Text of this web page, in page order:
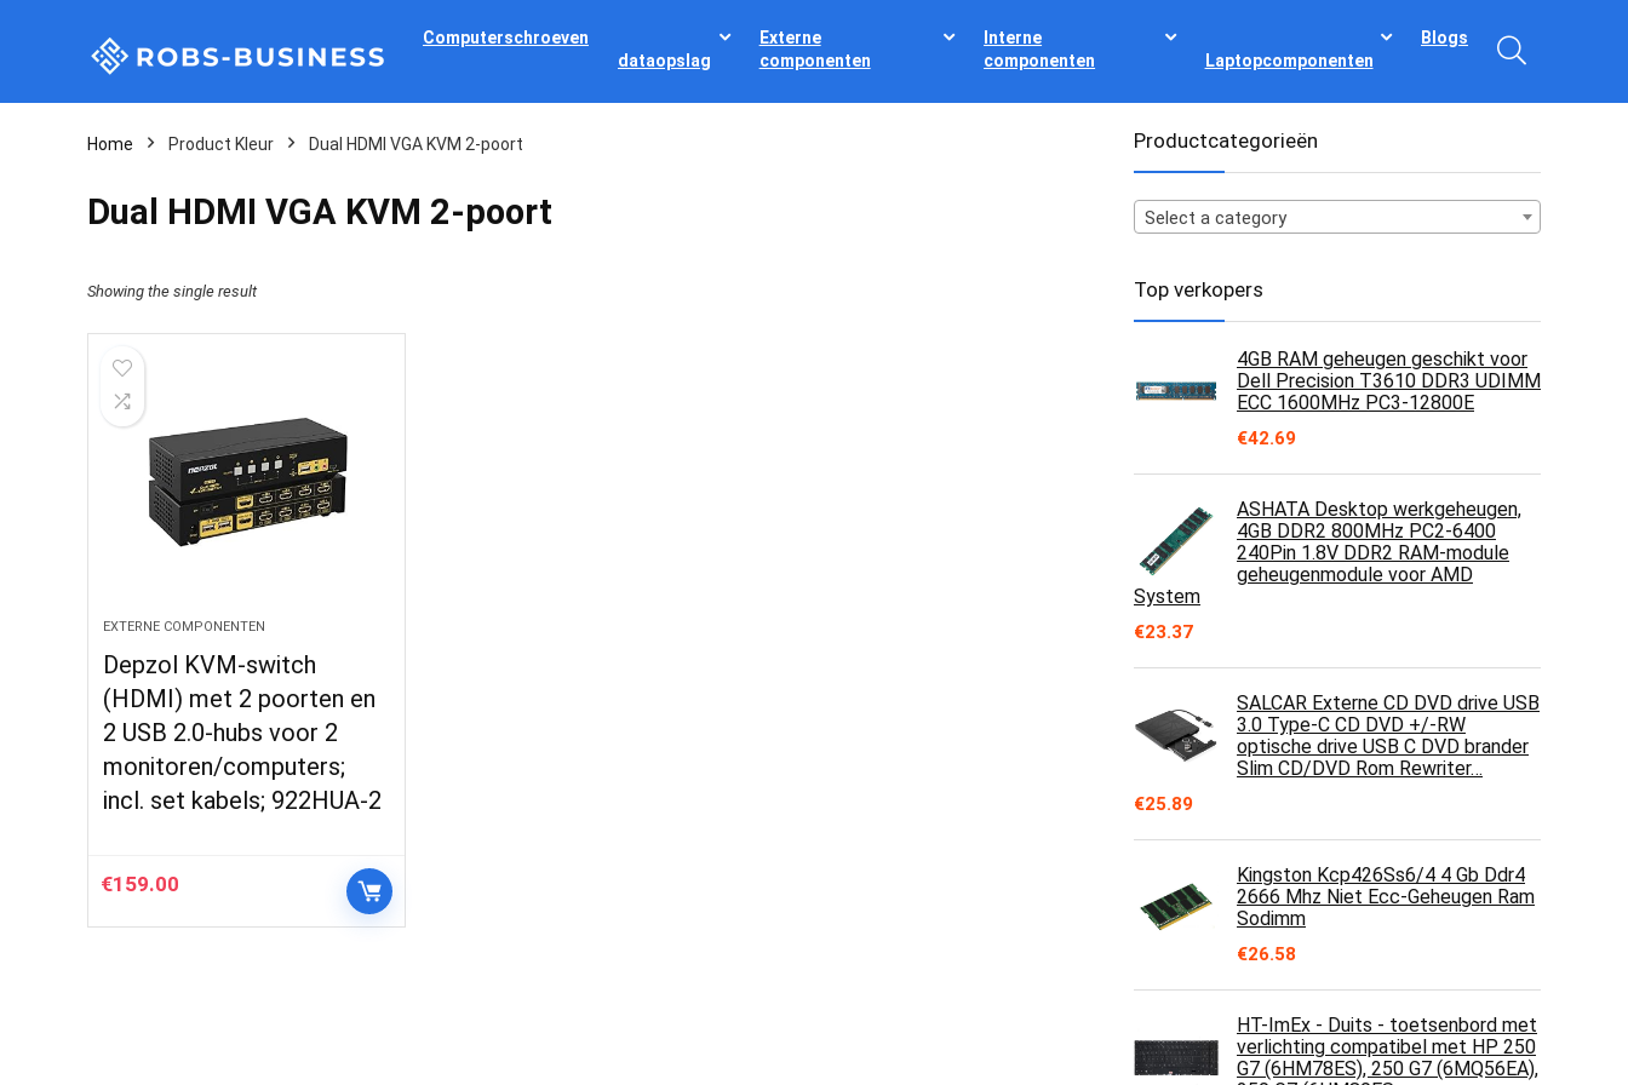
Computerschroeven
dataopslag
Externe
componenten
Interne
componenten
Laptopcomponenten
Blogs
Home Product Kleur Dual HDMI VGA KVM 2-poort
Dual HDMI VGA KVM 2-poort
Showing the single result
EXTERNE COMPONENTEN
Depzol KVM-switch
(HDMI) met 2 poorten en
2 USB 2.0-hubs voor 2
monitoren/computers;
incl. set kabels; 922HUA-2
€159.00
Productcategorieën
Select a category
Top verkopers
4GB RAM geheugen geschikt voor
Dell Precision T3610 DDR3 UDIMM
ECC 1600MHz PC3-12800E
€42.69
ASHATA Desktop werkgeheugen,
4GB DDR2 800MHz PC2-6400
240Pin 1.8V DDR2 RAM-module
geheugenmodule voor AMD
System
€23.37
SALCAR Externe CD DVD drive USB
3.0 Type-C CD DVD +/-RW
optische drive USB C DVD brander
Slim CD/DVD Rom Rewriter…
€25.89
Kingston Kcp426Ss6/4 4 Gb Ddr4
2666 Mhz Niet Ecc-Geheugen Ram
Sodimm
€26.58
HT-ImEx - Duits - toetsenbord met
verlichting compatibel met HP 250
G7 (6HM78ES), 250 G7 (6MQ56EA),